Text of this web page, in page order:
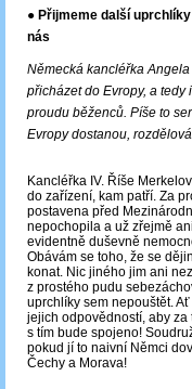
● Přijmeme další
nás
Německá kancléřka
přicházet do Evropy, a
proudu běženců. Píše to
Evropy dostanou,
Kancléřka IV. Říše
do zařízení, kam patří. Za
postavena před
nepochopila a už zřejmě
evidentně duševně
Obávám se toho, že se
konat. Nic jiného jim ani
z prostého pudu
uprchlíky sem nepouštět.
jejich odpovědností, aby
s tím bude spojeno!
pokud jí to naivní Němci
Čechy a Morava!